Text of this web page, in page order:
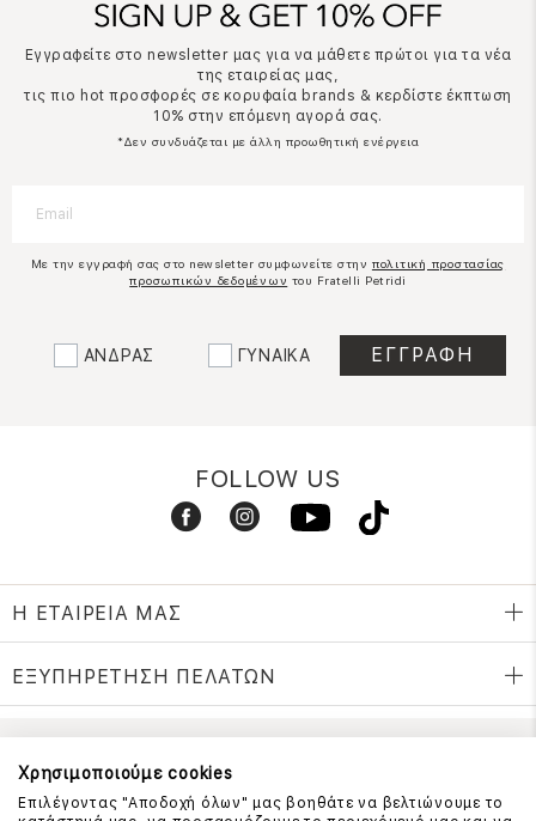
Εγγραφείτε στο newsletter μας για να μάθετε πρώτοι για τα νέα
της εταιρείας μας,
τις πιο hot προσφορές σε κορυφαία brands & κερδίστε έκπτωση
10% στην επόμενη αγορά σας.
*Δεν συνδυάζεται με άλλη προωθητική ενέργεια
Με την εγγραφή σας στο newsletter συμφωνείτε στην πολιτική προστασίας
προσωπικών δεδομένων του Fratelli Petridi
ΑΝΔΡΑΣ ΓΥΝΑΙΚΑ
FOLLOW US
Η ΕΤΑΙΡΕΙΑ ΜΑΣ
ΕΞΥΠΗΡΕΤΗΣΗ ΠΕΛΑΤΩΝ
ΕΠΙΚΟΙΝΩΝΗΣΤΕ ΜΑΖΙ ΜΑΣ
210 999 4510
Χρησιμοποιούμε cookies
Επιλέγοντας "Αποδοχή όλων" μας βοηθάτε να βελτιώνουμε το